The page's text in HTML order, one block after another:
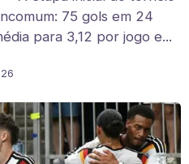
75 gols em 24
para 3,12 por jogo e...